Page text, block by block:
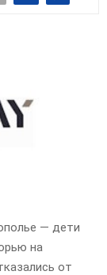
— дети
на
от